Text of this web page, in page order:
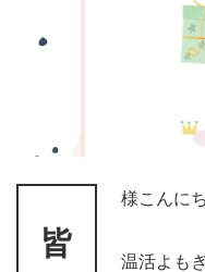
皆
様こんに
温活よも